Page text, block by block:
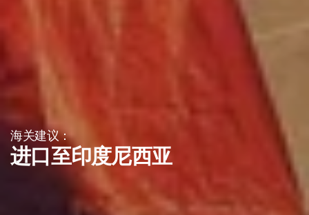
海关建议：
进口至印度尼西亚